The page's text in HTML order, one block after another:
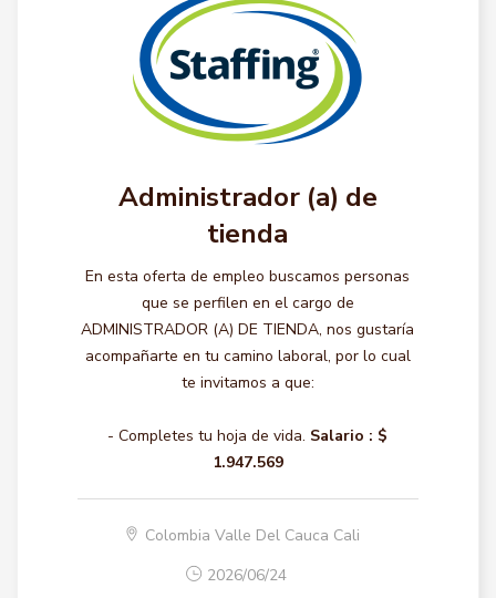
Administrador (a) de
tienda
En esta oferta de empleo buscamos personas
que se perfilen en el cargo de
ADMINISTRADOR (A) DE TIENDA, nos gustaría
acompañarte en tu camino laboral, por lo cual
te invitamos a que:
- Completes tu hoja de vida. Salario : $
1.947.569
Colombia Valle Del Cauca Cali
2026/06/24